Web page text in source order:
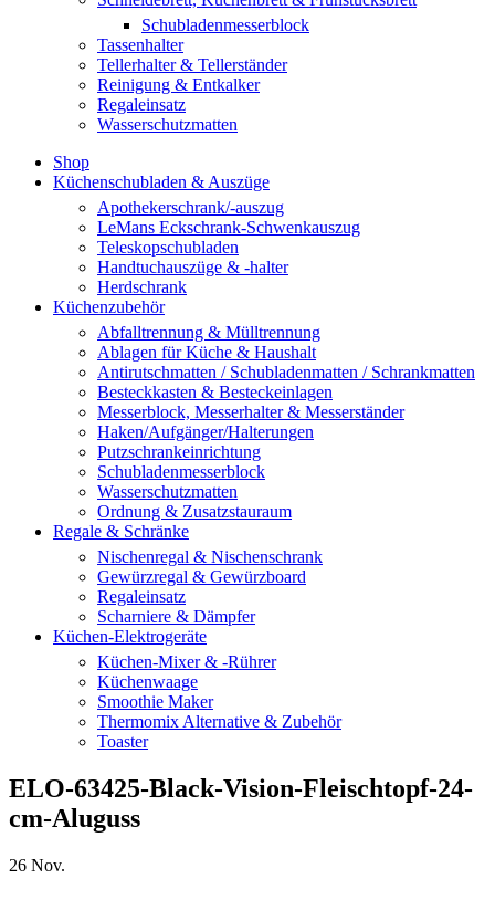
Schubladenmesserblock
Tassenhalter
Tellerhalter & Tellerständer
Reinigung & Entkalker
Regaleinsatz
Wasserschutzmatten
Shop
Küchenschubladen & Auszüge
Apothekerschrank/-auszug
LeMans Eckschrank-Schwenkauszug
Teleskopschubladen
Handtuchauszüge & -halter
Herdschrank
Küchenzubehör
Abfalltrennung & Mülltrennung
Ablagen für Küche & Haushalt
Antirutschmatten / Schubladenmatten / Schrankmatten
Besteckkasten & Besteckeinlagen
Messerblock, Messerhalter & Messerständer
Haken/Aufgänger/Halterungen
Putzschrankeinrichtung
Schubladenmesserblock
Wasserschutzmatten
Ordnung & Zusatzstauraum
Regale & Schränke
Nischenregal & Nischenschrank
Gewürzregal & Gewürzboard
Regaleinsatz
Scharniere & Dämpfer
Küchen-Elektrogeräte
Küchen-Mixer & -Rührer
Küchenwaage
Smoothie Maker
Thermomix Alternative & Zubehör
Toaster
ELO-63425-Black-Vision-Fleischtopf-24-
cm-Aluguss
26 Nov.